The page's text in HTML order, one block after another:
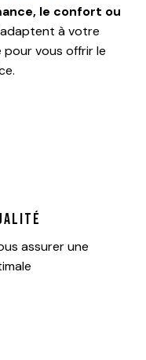
le confort ou
à votre
pour vous offrir le
assurer une